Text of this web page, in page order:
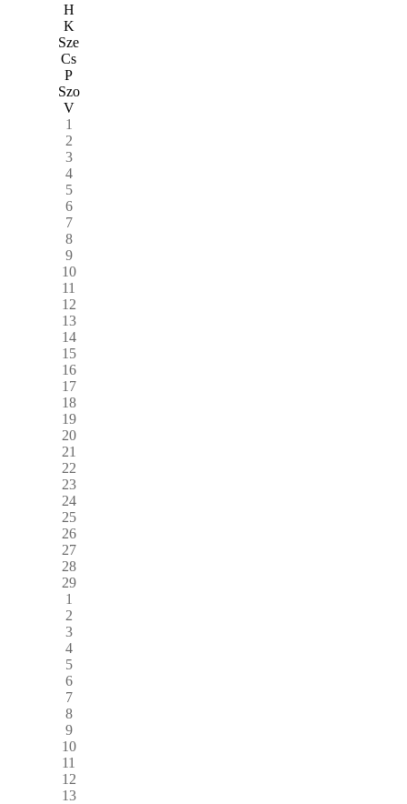
H
K
Sze
Cs
P
Szo
V
1
2
3
4
5
6
7
8
9
10
11
12
13
14
15
16
17
18
19
20
21
22
23
24
25
26
27
28
29
1
2
3
4
5
6
7
8
9
10
11
12
13